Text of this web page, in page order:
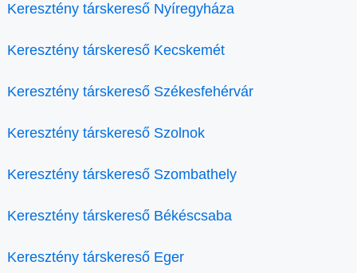
Keresztény társkereső Nyíregyháza
Keresztény társkereső Kecskemét
Keresztény társkereső Székesfehérvár
Keresztény társkereső Szolnok
Keresztény társkereső Szombathely
Keresztény társkereső Békéscsaba
Keresztény társkereső Eger